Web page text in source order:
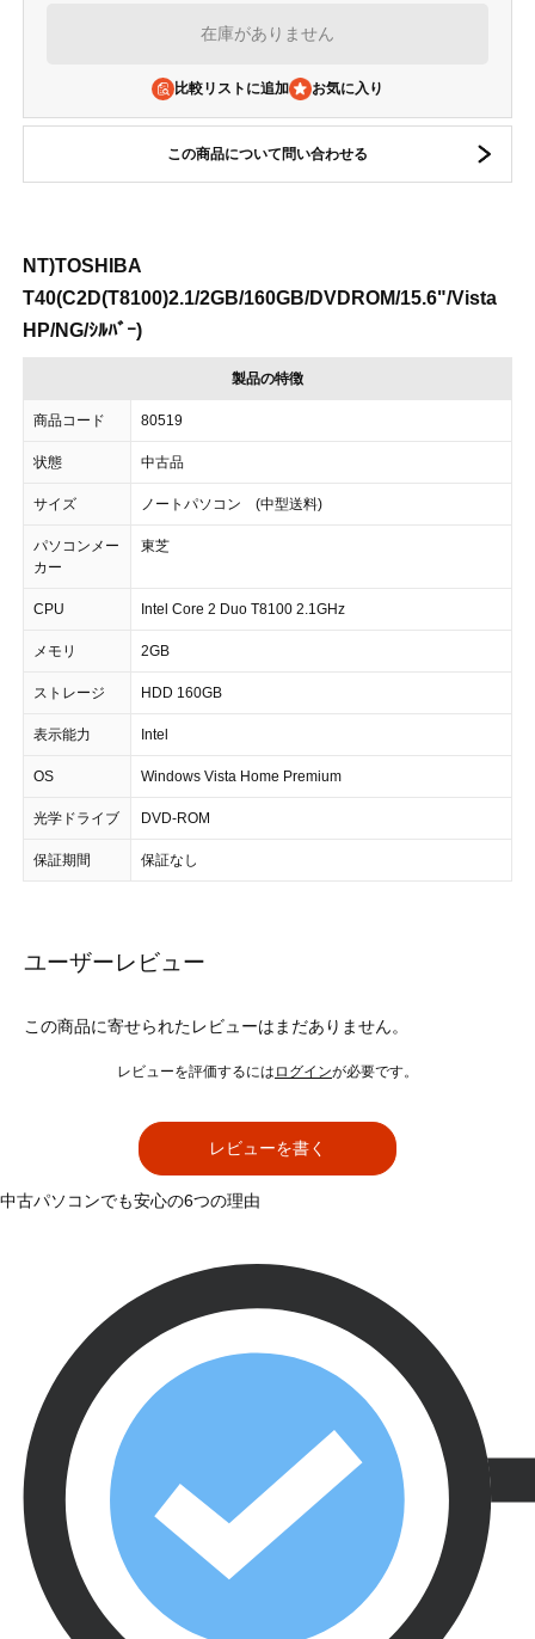
在庫がありません
比較リストに追加
この商品について問い合わせる
NT)TOSHIBA
T40(C2D(T8100)2.1/2GB/160GB/DVDROM/15.6"/Vista
HP/NG/ｼﾙﾊﾞｰ)
製品の特徴
商品コード 80519
状態 中古品
サイズ ノートパソコン (中型送料)
パソコンメー
カー
東芝
CPU Intel Core 2 Duo T8100 2.1GHz
メモリ 2GB
ストレージ HDD 160GB
表示能力 Intel
OS Windows Vista Home Premium
光学ドライブ DVD-ROM
保証期間 保証なし
ユーザーレビュー
この商品に寄せられたレビューはまだありません。
レビューを評価するには ログインが必要です。
レビューを書く
中古パソコンでも安心の6つの理由